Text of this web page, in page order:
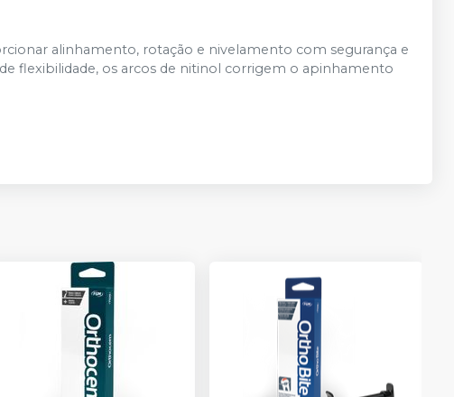
alinhamento, rotação e nivelamento com segurança e
flexibilidade, os arcos de nitinol corrigem o apinhamento